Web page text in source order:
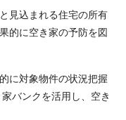
見込まれる住宅の所有
的に空き家の予防を図
に対象物件の状況把握
バンクを活用し、空き